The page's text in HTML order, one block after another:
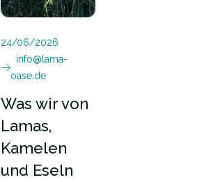
24/06/2026
info@lama-
oase.de
Was wir von
Lamas,
Kamelen
und Eseln